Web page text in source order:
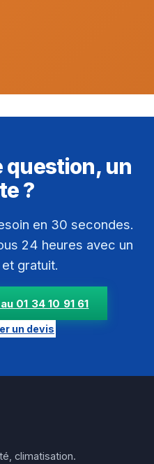
question, un
?
en 30 secondes.
24 heures avec un
gratuit.
01 34 10 91 61
un devis
climatisation.